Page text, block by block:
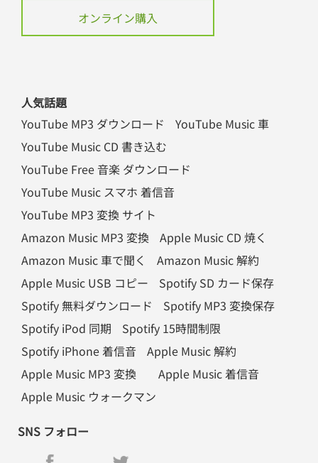
オンライン購入
人気話題
YouTube MP3 ダウンロード
YouTube Music 車
YouTube Music CD 書き込む
YouTube Free 音楽 ダウンロード
YouTube Music スマホ 着信音
YouTube MP3 変換 サイト
Amazon Music MP3 変換
Apple Music CD 焼く
Amazon Music 車で聞く
Amazon Music 解約
Apple Music USB コピー
Spotify SD カード保存
Spotify 無料ダウンロード
Spotify MP3 変換保存
Spotify iPod 同期
Spotify 15時間制限
Spotify iPhone 着信音
Apple Music 解約
Apple Music MP3 変換
Apple Music 着信音
Apple Music ウォークマン
SNS フォロー